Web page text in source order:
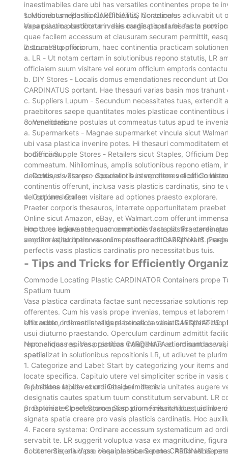
inaestimabiles dare ubi has versatiles continentes prope te
solutionibus repositionis efficientis, hic articulus adiuvabit ut
expansivum plasticorum vasis cardinatis et ubi eas in
1. Momentum Plastic CARDINATUS Containers:
Vasa plastica cardinata in dies magis populares facta sunt
quae facilem accessum et clausuram securam permittit,
instrumenta officiorum, haec continentia practicam
2. Local Suppliers:
a. LR - Ut notam certam in solutionibus repono statutis, LR
officialem suum visitare vel eorum officium emptoris
b. DIY Stores - Localis domus emendationes recondunt ut
CARDINATUS portant. Hae thesauri varias basin mos
c. Suppliers Lupum - Secundum necessitates tuas,
praebitores saepe quantitates moles plasticae
commendatione postulas ut commeatus tutus apud te
3. Venditores:
a. Supermarkets - Magnae supermarket vincula sicut
ubi vasa plastica invenire potes. Hi thesauri commoditatem
hodiernam.
b. Officii Supple Stores - Retailers sicut Staples, Officium
commeatum. Nihilominus, amplis solutionibus repono etiam,
delectus, si vasa pro documentis interponere vel officio
c. Continens Stores - Specialioribus venditores sicut
continentis offerunt, inclusa vasis plasticis cardinatis, sino
vel copiam localem visitare ad optiones praesto explorare.
4. Optiones Online:
Praeter corporis thesauros, interrete opportunitatem
Online sicut Amazon, eBay, et Walmart.com offerunt
emptores legere antequam emptionis facta sit. Praeterea
amplam latitudinem vasorum plasticorum CARDINALIS
Hoc duce adiuvante, nunc commode vasa plastica
venditores, et optiones online, multae aditus explorant.
perfectis vasis plasticis cardinatis pro necessitatibus tuis.
- Tips and Tricks for Efficiently
Commode Locating Plastic CARDINATOR Containers
Spatium tuum
Vasa plastica cardinata factae sunt necessariae solutionis
offerentes. Cum his vasis prope invenias, tempus et
efficaciter ordinandis vasis plasticae cardinatis in spatio
Uno modo, interest intelligere beneficia vasis
usui diuturno praestando. Operculum cardinum admittit
reponendas res. Vasa plastica CARDINATA etiam sunt
spatiis.
Nunc aliquas apices practicas indagamus ad ordinandas
specializat in solutionibus repositionis LR, ut adiuvet te
1. Categorize and Label: Start by categorizing your items
locate specifica. Capitulo utere vel simpliciter scribe in
repositione lepida et ordinata permittens.
2. Unitates uti devexum: Obsido in declivia unitates augere
designatis cautes spatium tuum constitutum servabunt. LR
prospicientes perfectam aptam pro necessitatibus tuis
3. Optimize Closet Space: Si spatium finitum habes,
signata spatia creare pro vasis plasticis cardinatis. Hoc
4. Facere systema: Ordinare accessum systematicum ad
servabit te. LR suggerit voluptua vasa ex magnitudine,
documentis, aliud pro coquina habere potes. Ratio
5. Utere Serena Vasa: Vasa plastica Serena CARDINALIS